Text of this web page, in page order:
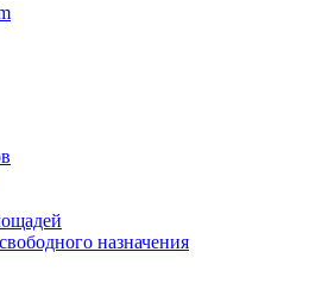
назначения